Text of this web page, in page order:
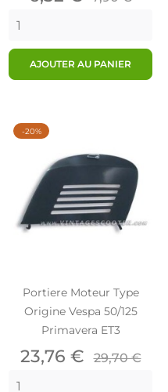
AJOUTER AU PANIER
Portiere Moteur Type
Origine Vespa 50/125
Primavera ET3
Prix
23,76 € Prix
29,70 €
-20%